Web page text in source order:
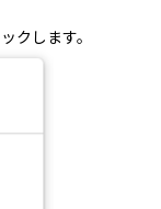
クします。